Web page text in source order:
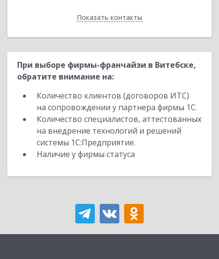
Показать контакты
Назад
При выборе фирмы-франчайзи в Витебске,
обратите внимание на:
Количество клиентов (договоров ИТС)
на сопровождении у партнера фирмы 1С.
Количество специалистов, аттестованных
на внедрение технологий и решений
системы 1С:Предприятие.
Наличие у фирмы статуса